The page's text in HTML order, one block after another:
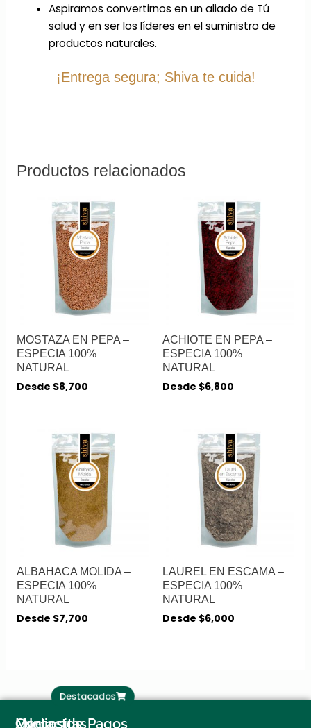
Destacados
Aspiramos convertirnos en un aliado de Tú
salud y en ser los líderes en el suministro de
productos naturales.
¡Entrega segura; Shiva te cuida!
Productos relacionados
MOSTAZA EN PEPA –
ESPECIA 100%
NATURAL
Desde $8,700
ACHIOTE EN PEPA –
ESPECIA 100%
NATURAL
Desde $6,800
ALBAHACA MOLIDA –
ESPECIA 100%
NATURAL
Desde $7,700
LAUREL EN ESCAMA –
ESPECIA 100%
NATURAL
Desde $6,000
¿Necesitas
Contactos
Medios de Pagos